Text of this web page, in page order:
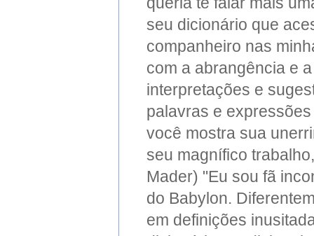
seu dicionário que
companheiro nas
com a abrangência e
interpretações e
palavras e
você mostra sua
seu magnífico
Mader) "Eu sou fã
do Babylon.
em definições